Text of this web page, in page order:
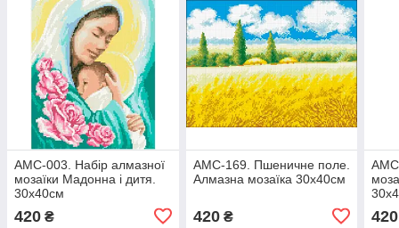
АМС-003. Набір алмазної
мозаїки Мадонна і дитя.
30х40см
420 ₴
АМС-169. Пшеничне поле.
Алмазна мозаїка 30х40см
420₴ 420